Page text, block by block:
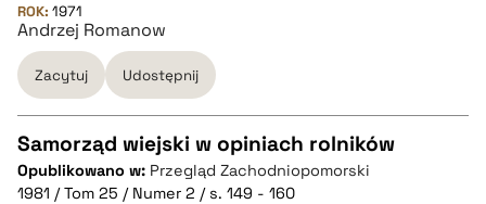
pobierz cytat
BIBTEX
pobierz cytat
ROK: 1971
Andrzej Romanow
Zacytuj Udostępnij
CZYSTY TEKST
Samorząd wiejski w opiniach rolników
Opublikowano w: Przegląd Zachodniopomorski
1981 / Tom 25 / Numer 2 / s. 149 - 160